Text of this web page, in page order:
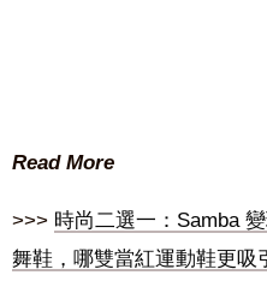
Read More
>>> 時尚二選一：Samba
舞鞋，哪雙當紅運動鞋更吸